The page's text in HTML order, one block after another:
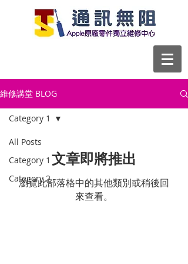
維修講堂 BLOG
All Posts
Category 1
Category 2
Category 1
文章即將推出
瀏覽此部落格中的其他類別或稍後回
來查看。